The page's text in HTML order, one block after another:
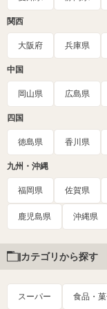
関西
大阪府 兵庫県
中国
岡山県 広島県
四国
徳島県 香川県
九州・沖縄
福岡県 佐賀県
鹿児島県 沖縄県
カテゴリから探す
スーパー 食品・